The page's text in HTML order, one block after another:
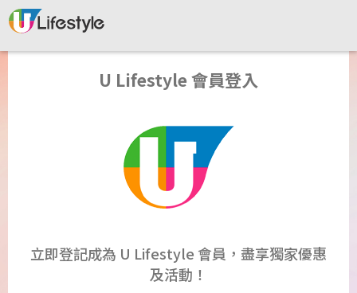
U Lifestyle 會員登入
立即登記成為 U Lifestyle 會員，盡享獨家優惠
及活動！